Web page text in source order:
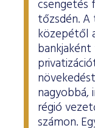
csengetés
tőzsdén. A
közepétől
nagyobbá,
régió
számon.